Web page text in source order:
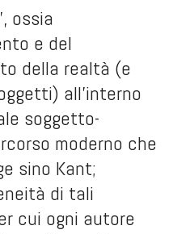
ossia
e del
della realtà (e
all’interno
soggetto-
moderno che
sino Kant;
di tali
cui ogni autore